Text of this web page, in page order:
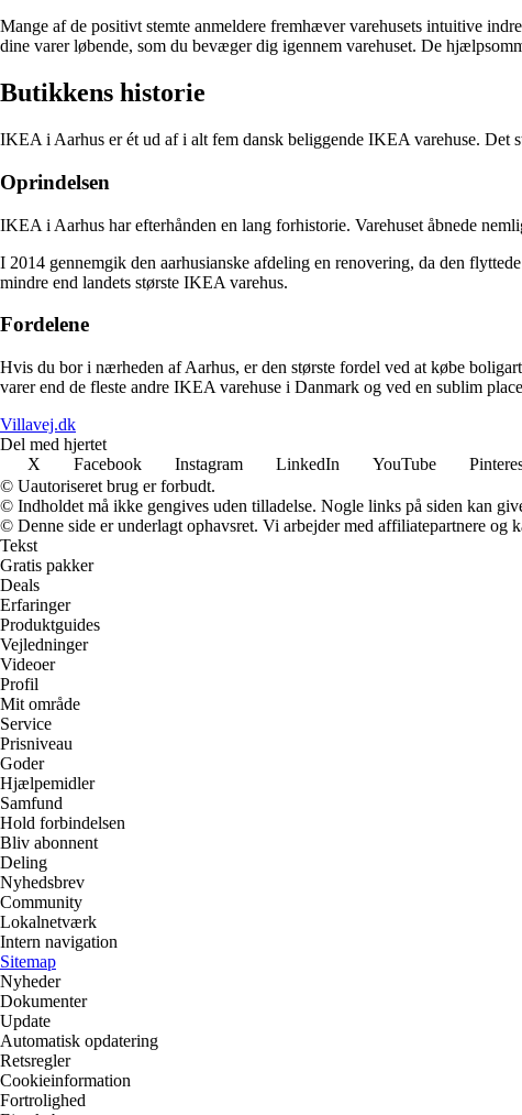
Mange af de positivt stemte anmeldere fremhæver varehusets intuitive
dine varer løbende, som du bevæger dig igennem varehuset. De
Butikkens historie
IKEA i Aarhus er ét ud af i alt fem dansk beliggende IKEA varehuse. Det
Oprindelsen
IKEA i Aarhus har efterhånden en lang forhistorie. Varehuset åbnede
I 2014 gennemgik den aarhusianske afdeling en renovering, da den
mindre end landets største IKEA varehus.
Fordelene
Hvis du bor i nærheden af Aarhus, er den største fordel ved at købe
varer end de fleste andre IKEA varehuse i Danmark og ved en sublim
Villavej.dk
Del med hjertet
X
Facebook Instagram LinkedIn YouTube
© Uautoriseret brug er forbudt.
© Indholdet må ikke gengives uden tilladelse. Nogle links på siden kan
© Denne side er underlagt ophavsret. Vi arbejder med affiliatepartnere
Tekst
Gratis pakker
Deals
Erfaringer
Produktguides
Vejledninger
Videoer
Profil
Mit område
Service
Prisniveau
Goder
Hjælpemidler
Samfund
Hold forbindelsen
Bliv abonnent
Deling
Nyhedsbrev
Community
Lokalnetværk
Intern navigation
Sitemap
Nyheder
Dokumenter
Update
Automatisk opdatering
Retsregler
Cookieinformation
Fortrolighed